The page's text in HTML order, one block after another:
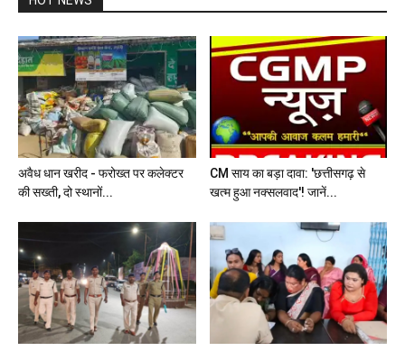
अवैध धान खरीद - फरोख्त पर कलेक्टर
की सख्ती, दो स्थानों...
CM साय का बड़ा दावा: 'छत्तीसगढ़ से
खत्म हुआ नक्सलवाद'! जानें...